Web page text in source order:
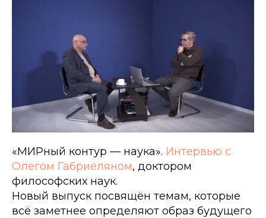
«МИРный контур — наука». Интервью с
Олегом Габриеляном, доктором
философских наук.
Новый выпуск посвящён темам, которые
всё заметнее определяют образ будущего